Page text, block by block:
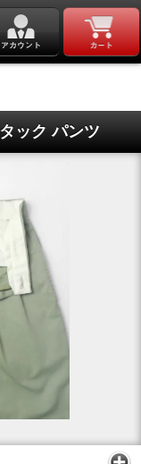
ック パンツ